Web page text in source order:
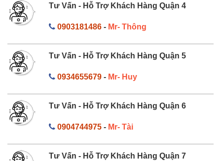
Tư Vấn - Hỗ Trợ Khách Hàng Quận 4
0903181486- Mr- Thông
Tư Vấn - Hỗ Trợ Khách Hàng Quận 5
0934655679- Mr- Huy
Tư Vấn - Hỗ Trợ Khách Hàng Quận 6
0904744975- Mr- Tài
Tư Vấn - Hỗ Trợ Khách Hàng Quận 7